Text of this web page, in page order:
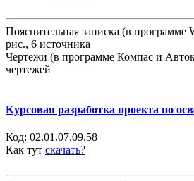
Пояснительная записка (в программе
рис., 6 источника
Чертежи (в программе Компас и
чертежей
Курсовая разработка проекта по
Код: 02.01.07.09.58
Как тут скачать?